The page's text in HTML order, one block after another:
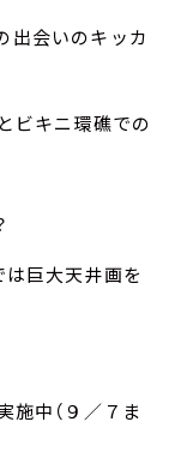
出会いのキッカ
ビキニ環礁での
は巨大天井画を
施中（９／７ま